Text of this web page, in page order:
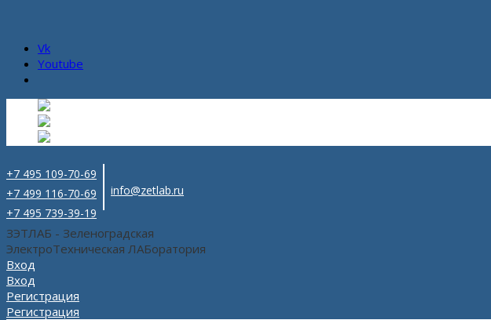
Vk
Youtube
+7 495 109-70-69
+7 499 116-70-69
+7 495 739-39-19
info@zetlab.ru
ЗЭТЛАБ - Зеленоградская
ЭлектроТехническая ЛАБоратория
Вход
Вход
Регистрация
Регистрация